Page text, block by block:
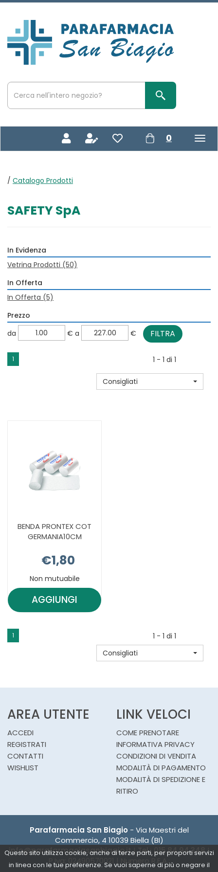
Passa
principale
Questo sito utilizza cookie, anche di terze parti, per proporti servizi
in linea con le tue preferenze. Se vuoi saperne di più o negare il
San
Biagio
Cerca
Prodotto
Cerca Prodotto
0 prodotti
inseriti
/ Catalogo Prodotti
SAFETY SpA
In Evidenza
Vetrina Prodotti (50)
In Offerta
In Offerta (5)
Prezzo
filtra
da
da €
a
a €
1 1 - 1 di 1
Consigliati
BENDA PRONTEX COT
GERMANIA10CM
€1,80
Non mutuabile
AGGIUNGIAGGIUNGI BENDA
GERMANIA10CM AL
CARRELLO
1
1 - 1 di 1
Consigliati
AREA UTENTE
ACCEDI
REGISTRATI
CONTATTI
WISHLIST
LINK VELOCI
COME PRENOTARE
INFORMATIVA PRIVACY
CONDIZIONI DI VENDITA
MODALITÀ DI PAGAMENTO
MODALITÀ DI SPEDIZIONE E
RITIRO
Parafarmacia San Biagio - Via Maestri del
Commercio, 4 10039 Biella (BI)
info@parafarmaciasanbiagio.it|Tel.: 015.84.94.348|
P.Iva: 02490570021 | Numero R.E.A.: